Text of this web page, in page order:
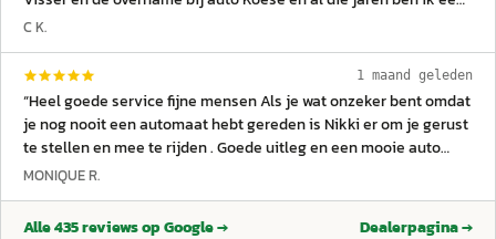
zeer tevreden klant. Eerst deed ik mijn aan kopen via Jan Visser,
behandeling hoop ik dit nog een aantal jaren te kunnen
voortzetten. Met vriendelijke groeten. Piet en Corrie Grinwis.
C K.
1 maand geleden
“Heel goede service fijne mensen Als je wat onzeker bent omdat
je nog nooit een automaat hebt gereden is Nikki er om je gerust
te stellen en mee te rijden . Goede uitleg en een mooie auto
gekocht.”
MONIQUE R.
Alle435reviews op Google → Dealerpagina →